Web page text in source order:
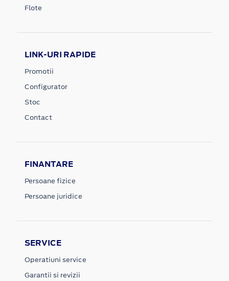
Flote
LINK-URI RAPIDE
Promotii
Configurator
Stoc
Contact
FINANTARE
Persoane fizice
Persoane juridice
SERVICE
Operatiuni service
Garantii si revizii